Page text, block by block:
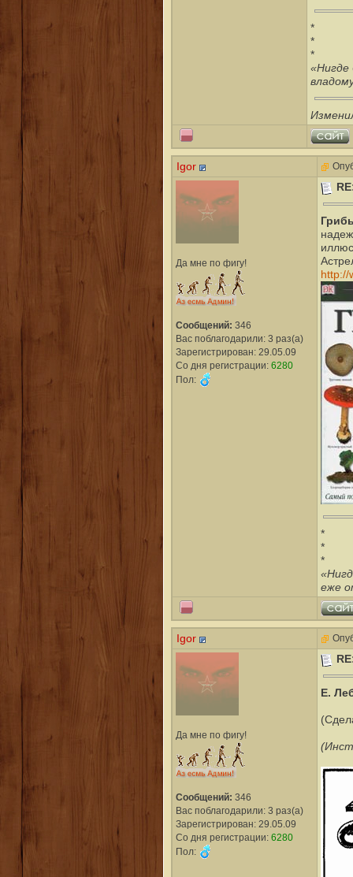
*
*
*
«Нигде
Igor
Да мне по фигу!
Сообщений: 346
Вас поблагодарили: 3 раз(а)
Зарегистрирован: 29.05.09
Со дня регистрации: 6280
Пол:
http://
*
*
*
еже
Igor
Да мне по фигу!
Сообщений: 346
Вас поблагодарили: 3 раз(а)
Зарегистрирован: 29.05.09
Со дня регистрации: 6280
Пол:
Е.